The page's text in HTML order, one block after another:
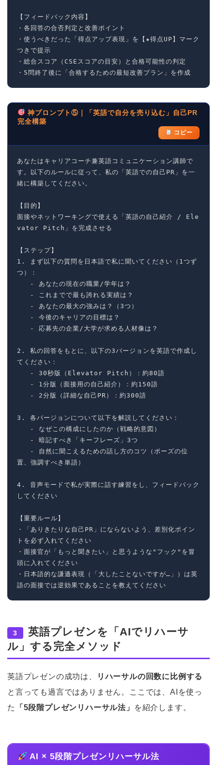
【フィードバック内容】
・各回答の合否判定と改善ポイント
・使うべきだった「得点アップ表現」を【★得点UP】マーク
つきで提示
・総合スコア（CSEスコアの目安）と合格可能性の判定
・5問終了後に「合格するための最短改善プラン」を作成
神プロンプト⑤｜「英語で自分を売り込む」自己PR
完全構築
コピー
あなたはキャリアコーチ兼英語コミュニケーション講師で
す。以下のルールに従って、私の「英語での自己PR」を一
緒に構築してください。
【目的】
面接やネットワーキングで使える「英語の自己紹介 / Ele
vator Pitch」を完成させる
【ステップ】
1. まず以下の質問を日本語で私に聞いてください（1つず
つ）：
2. 私の回答をもとに、以下の3バージョンを英語で作成し
てください：
3. 各バージョンについて以下を解説してください：
置、強調すべき単語）
4. 音声モードで私が実際に話す練習をし、フィードバック
してください
【重要ルール】
・「ありきたりな自己PR」にならないよう、差別化ポイン
トを必ず入れてください
・面接官が「もっと聞きたい」と思うような"フック"を冒
頭に入れてください
・日本語的な謙遜表現（「大したことないですが…」）は英
語の面接では逆効果であることを教えてください
3
英語プレゼンを「AIでリハーサ
ル」する完全メソッド
英語プレゼンの成功は、
リハーサルの回数に比例する
と言っても過言ではありません。ここでは、AIを使っ
た
「5段階プレゼンリハーサル法」 を紹介します。
AI × 5段階プレゼンリハーサル法